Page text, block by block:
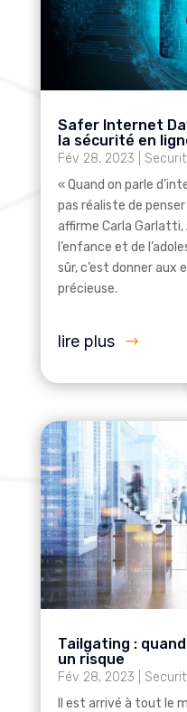
Safer Internet
la sécurité en
Fév 28, 2023
« Quand on parle
pas réaliste de penser
affirme Carla
l’enfance et de
sûr, c’est donner aux
précieuse.
lire plus
Tailgating :
un risque
Fév 28, 2023
Il est arrivé à tout le